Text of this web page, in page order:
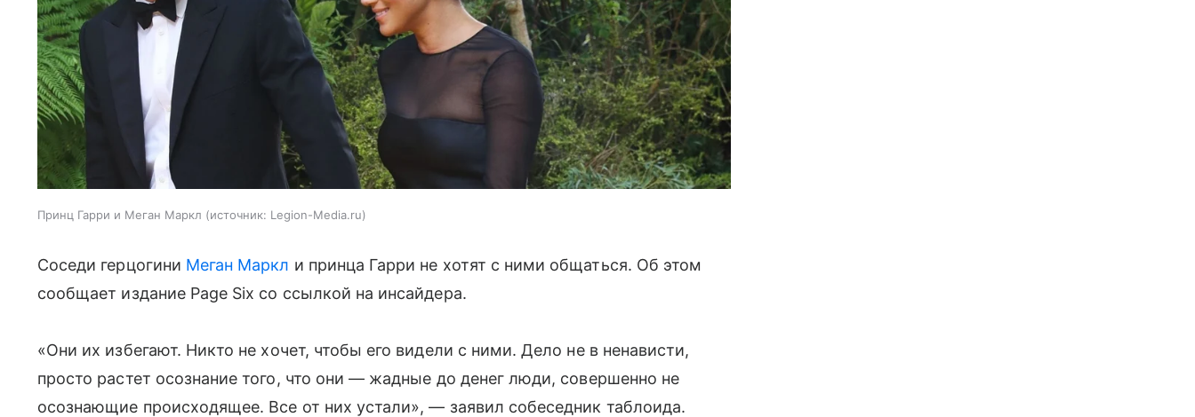
Принц Гарри и Меган Маркл источник: Legion-Media.ru
Соседи герцогини Меган Маркл и принца Гарри не хотят с ними общаться. Об этом
сообщает издание Page Six со ссылкой на инсайдера.
«Они их избегают. Никто не хочет, чтобы его видели с ними. Дело не в ненависти,
просто растет осознание того, что они — жадные до денег люди, совершенно не
осознающие происходящее. Все от них устали», — заявил собеседник таблоида.